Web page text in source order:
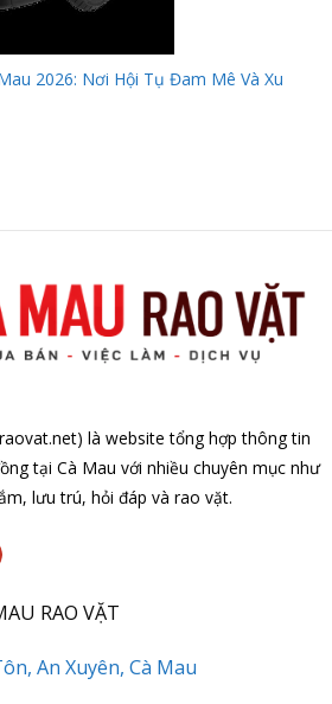
2026: Nơi Hội Tụ Đam Mê Và Xu
là website tổng hợp thông tin
tại Cà Mau với nhiều chuyên mục như
lưu trú, hỏi đáp và rao vặt.
RAO VẶT
An Xuyên, Cà Mau